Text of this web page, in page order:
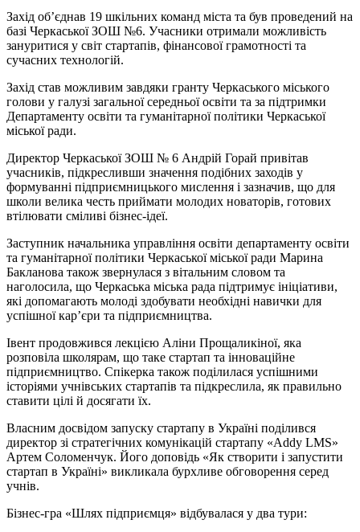
Захід об’єднав 19 шкільних команд міста та був проведений на
базі Черкаської ЗОШ №6. Учасники отримали можливість
зануритися у світ стартапів, фінансової грамотності та
сучасних технологій.
Захід став можливим завдяки гранту Черкаського міського
голови у галузі загальної середньої освіти та за підтримки
Департаменту освіти та гуманітарної політики Черкаської
міської ради.
Директор Черкаської ЗОШ № 6 Андрій Горай привітав
учасників, підкресливши значення подібних заходів у
формуванні підприємницького мислення і зазначив, що для
школи велика честь приймати молодих новаторів, готових
втілювати сміливі бізнес-ідеї.
Заступник начальника управління освіти департаменту освіти
та гуманітарної політики Черкаської міської ради Марина
Бакланова також звернулася з вітальним словом та
наголосила, що Черкаська міська рада підтримує ініціативи,
які допомагають молоді здобувати необхідні навички для
успішної кар’єри та підприємництва.
Івент продовжився лекцією Аліни Прощаликіної, яка
розповіла школярам, що таке стартап та інноваційне
підприємництво. Спікерка також поділилася успішними
історіями учнівських стартапів та підкреслила, як правильно
ставити цілі й досягати їх.
Власним досвідом запуску стартапу в Україні поділився
директор зі стратегічних комунікацій стартапу «Addy LMS»
Артем Соломенчук. Його доповідь «Як створити і запустити
стартап в Україні» викликала бурхливе обговорення серед
учнів.
Бізнес-гра «Шлях підприємця» відбувалася у два тури: